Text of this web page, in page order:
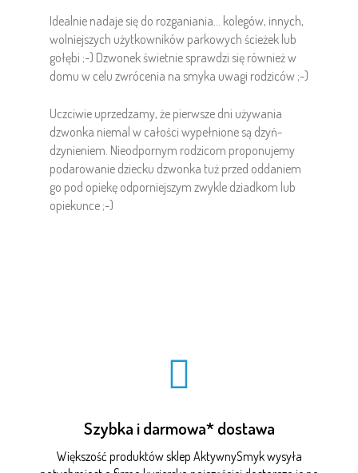
Idealnie nadaje się do rozganiania... kolegów, innych,
wolniejszych użytkowników parkowych ścieżek lub
gołębi ;-) Dzwonek świetnie sprawdzi się również w
domu w celu zwrócenia na smyka uwagi rodziców ;-)
Uczciwie uprzedzamy, że pierwsze dni używania
dzwonka niemal w całości wypełnione są dzyń-
dzynieniem. Nieodpornym rodzicom proponujemy
podarowanie dziecku dzwonka tuż przed oddaniem
go pod opiekę odporniejszym zwykle dziadkom lub
opiekunce ;-)
Szybka i darmowa* dostawa
Większość produktów sklep AktywnySmyk wysyła